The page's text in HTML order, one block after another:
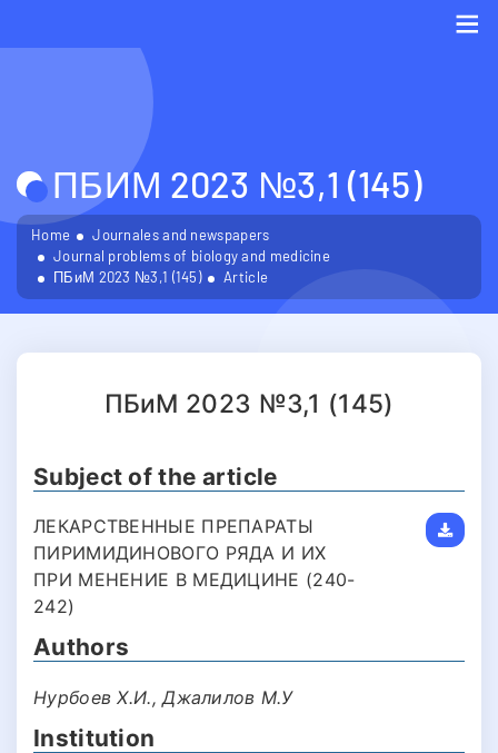
ПБИМ 2023 №3,1 (145)
Home
Journales and newspapers
Journal problems of biology and medicine
ПБиМ 2023 №3,1 (145)
Article
ПБиМ 2023 №3,1 (145)
Subject of the article
ЛЕКАРСТВЕННЫЕ ПРЕПАРАТЫ
ПИРИМИДИНОВОГО РЯДА И ИХ
ПРИ МЕНЕНИЕ В МЕДИЦИНЕ (240-
242)
Authors
Нурбоев Х.И., Джалилов М.У
Institution